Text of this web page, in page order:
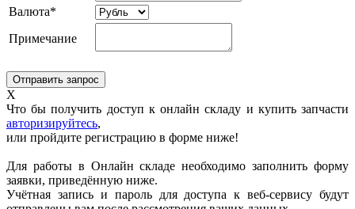
Валюта*
Примечание
X
Что бы получить доступ к онлайн складу и купить запчасти
авторизируйтесь,
или пройдите регистрацию в форме ниже!
Для работы в Онлайн складе необходимо заполнить форму
заявки, приведённую ниже.
Учётная запись и пароль для доступа к веб-сервису будут